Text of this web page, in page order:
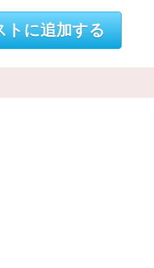
トに追加する